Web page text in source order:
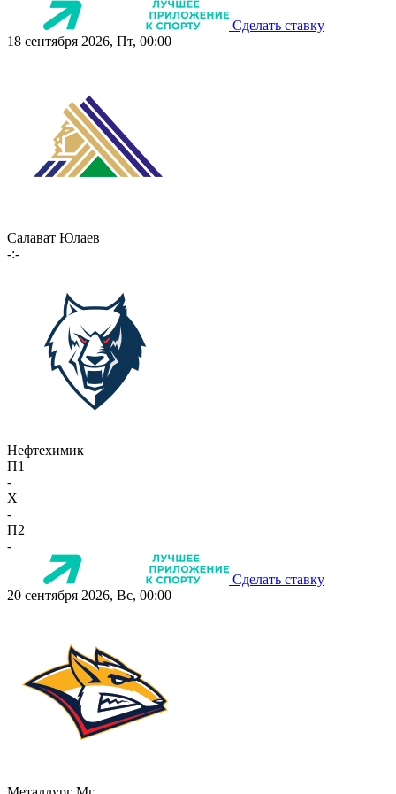
Сделать ставку
18 сентября 2026, Пт, 00:00
Салават Юлаев
-:-
Нефтехимик
П1
-
X
-
П2
-
Сделать ставку
20 сентября 2026, Вс, 00:00